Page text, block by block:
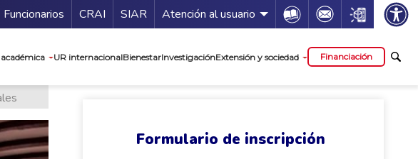
Funcionarios Guía de servicios
CRAI SIAR Atención al usuario Icon Icon Icon
UR internacionalBienestarInvestigaciónExtensión y sociedad Financiación
Formulario de inscripción